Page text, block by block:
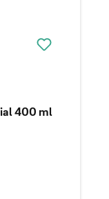
400 ml